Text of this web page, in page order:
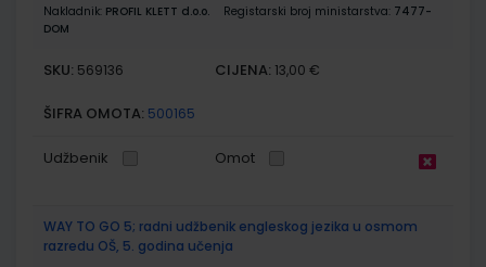
Nakladnik: PROFIL KLETT d.o.o. Registarski broj ministarstva: 7477-
DOM
SKU: 569136 CIJENA: 13,00 €
ŠIFRA OMOTA: 500165
Udžbenik Omot
WAY TO GO 5; radni udžbenik engleskog jezika u osmom
razredu OŠ, 5. godina učenja